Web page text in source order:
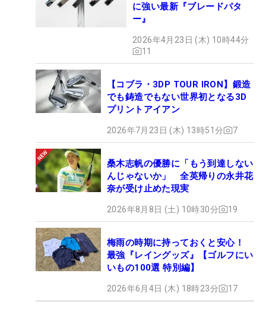
に強い最新『ブレードパタ
ー』
2026年4月23日 (木) 10時44分
11
【コブラ・3DP TOUR IRON】鍛造
でも鋳造でもない世界初となる3D
プリントアイアン
2026年7月23日 (木) 13時51分 7
桑木志帆の優勝に「もう到達しない
んじゃないか」 全英帰りの永井花
奈が受け止めた現実
2026年8月8日 (土) 10時30分 19
梅雨の時期に持っておくと安心！
最強『レイングッズ』【ゴルフにい
いもの100選 特別編】
2026年6月4日 (木) 18時23分 17